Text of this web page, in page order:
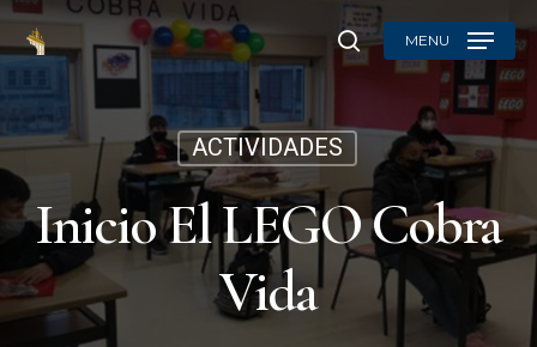
Skip
to
content
searchMENU
ACTIVIDADES
Inicio El LEGO Cobra
Vida